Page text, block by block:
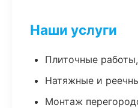
Наши услуги
Плиточные
Натяжные и
Монтаж